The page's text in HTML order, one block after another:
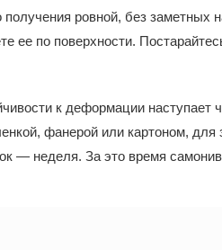
ровной, без заметных
ее по поверхности.
к деформации
фанерой или картоном,
— неделя. За это время